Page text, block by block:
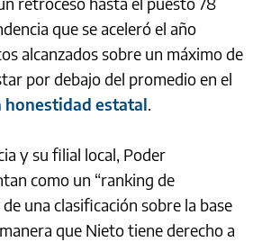
que se aceleró el año
alcanzados sobre un máximo de
por debajo del promedio en el
honestidad estatal.
y su filial local, Poder
como un “ranking de
una clasificación sobre la base
que Nieto tiene derecho a